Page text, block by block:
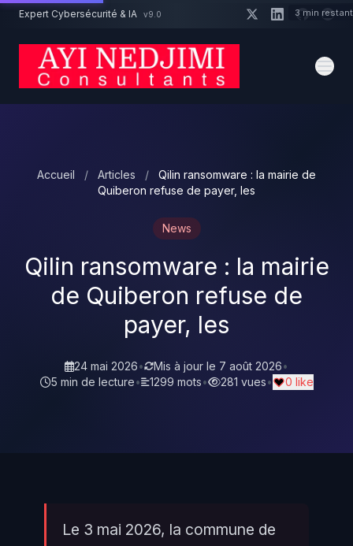
Aller au contenu principal
Expert Cybersécurité & IA v9.0
Accueil / Articles /
Qilin ransomware : la mairie de
Quiberon refuse de payer, les
News
Qilin ransomware : la mairie
de Quiberon refuse de
payer, les
24 mai 2026• Mis à jour le 7 août 2026•
5 min de lecture• 1299 mots• 281 vues• 0 like
Le 3 mai 2026, la commune de
Un projet cybersécurité ? 3 min